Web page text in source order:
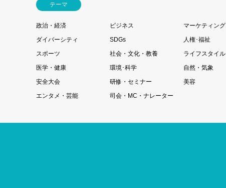
テーマ
政治・経済 ビジネス マーケティング
ダイバーシティ
SDGs 人権･福祉
スポーツ
社会・文化・教養 ライフスタイル
医学・健康
環境･科学 自然・気象
安全大会
研修・セミナー 美容
エンタメ・芸能
司会・MC・ナレーター